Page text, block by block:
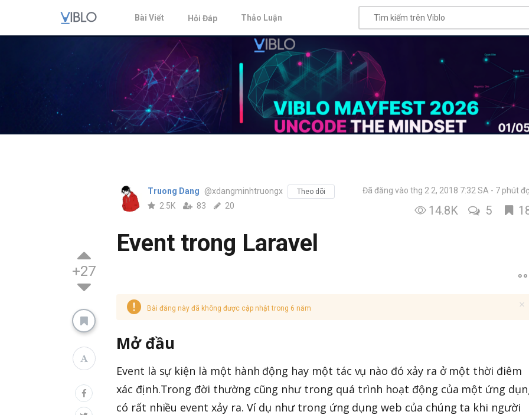
Bài Viết Hỏi Đáp Thảo Luận
+27
Truong Dang @xdangminhtruongx Theo dõi
2.5K 83 20
Đã đăng vào thg 2 2, 2018 7:32 SA 7 phút
14.8K 5
Event trong Laravel
Bài đăng này đã không được cập nhật trong 6 năm
Mở đầu
Event là sự kiện là một hành động hay một tác vụ nào đó xảy ra ở một thời điêm
xác định.Trong đời thường cũng như trong quá trình hoạt động của một ứng
có rất nhiều event xảy ra. Ví dụ như trong ứng dụng web của chúng ta khi người